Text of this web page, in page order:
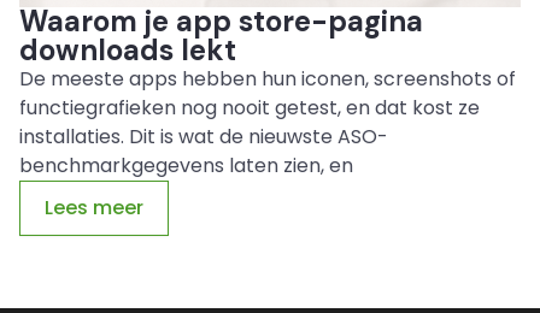
Waarom je app store-pagina
downloads lekt
De meeste apps hebben hun iconen, screenshots of
functiegrafieken nog nooit getest, en dat kost ze
installaties. Dit is wat de nieuwste ASO-
benchmarkgegevens laten zien, en
Lees meer